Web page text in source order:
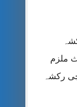
ملزم
رکشہ